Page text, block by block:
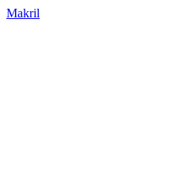
Makril